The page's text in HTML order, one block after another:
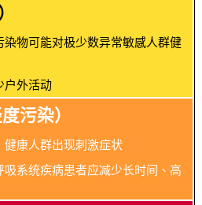
物可能对极少数异常敏感人群健
户外活动
污染）
康人群出现刺激症状
系统疾病患者应减少长时间、高